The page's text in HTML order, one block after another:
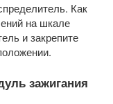
Как
на шкале
и закрепите
зажигания